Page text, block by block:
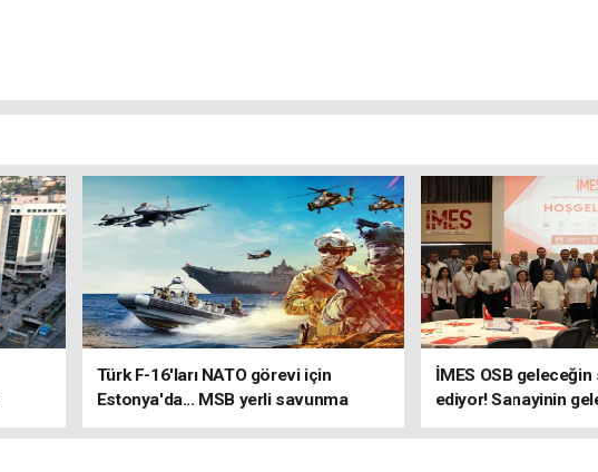
Türk F-16'ları NATO görevi için
Estonya'da... MSB yerli savunma
sistemleriyle güçleniyor
İMES OSB
ediyor! Sanayinin
OSB'de konuşuldu